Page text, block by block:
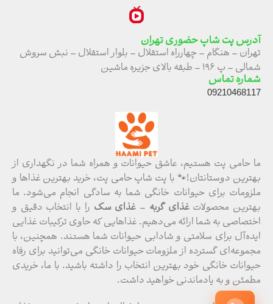
ما حامی پت هستیم، عاشق حیوانات و همراه شما در نگهداری از
بهترین دوستانتان!🐾 با پت شاپ حامی پت، خرید بهترین غذاها و
ملزومات برای حیوانات خانگی شما به سادگی انجام می‌شود. ما
بهترین محصولاتغذای گربه – غذای سگ را با انتخاب دقیق و
اختصاصی به شما ارائه می‌دهیم. غذاهایی که حاوی ترکیبات غذایی
ایده‌آل برای سلامتی و شادابی حیوانات شما هستند. همچنین، با
مجموعه‌ای گسترده از ملزومات حیوانات خانگی می‌توانید برای رفاه
حیوانات خانگی خود بهترین انتخاب را داشته باشید. با ما، خریدی
مطمئن و به یادماندنی خواهید داشت.
آدرس پت شاپ حضوری تهران
تهران – هنگام – چهارراه استقلال – بلوار استقلال – نبش سروش
شمالی – پ ۱۹۶ – طبقه بالای جزیره ماشین
شماره تماس
09210468117